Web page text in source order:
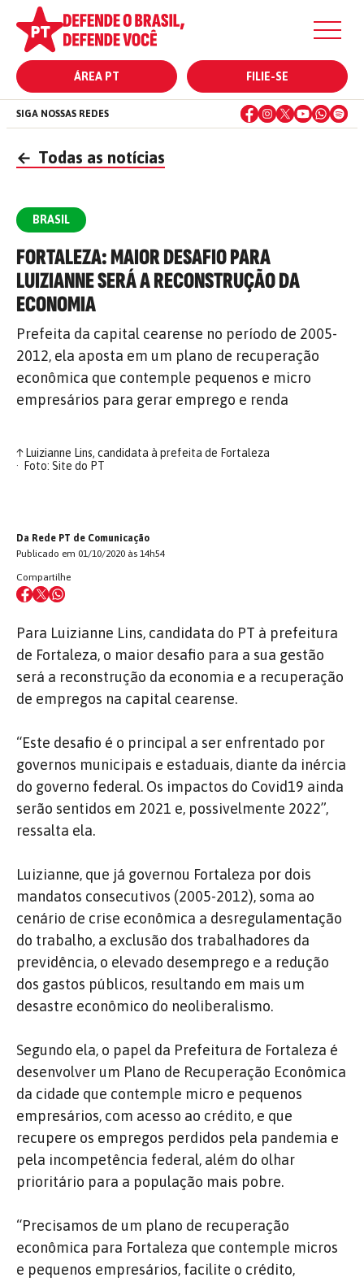
ÁREA PT FILIE-SE
SIGA NOSSAS REDES
← Todas as notícias
BRASIL
FORTALEZA: MAIOR DESAFIO PARA
LUIZIANNE SERÁ A RECONSTRUÇÃO DA
ECONOMIA
Prefeita da capital cearense no período de 2005-
2012, ela aposta em um plano de recuperação
econômica que contemple pequenos e micro
empresários para gerar emprego e renda
↑Luizianne Lins, candidata à prefeita de Fortaleza
Foto: Site do PT
Da Rede PT de Comunicação
Publicado em 01/10/2020 às 14h54
Compartilhe
Para Luizianne Lins, candidata do PT à prefeitura
de Fortaleza, o maior desafio para a sua gestão
será a reconstrução da economia e a recuperação
de empregos na capital cearense.
“Este desafio é o principal a ser enfrentado por
governos municipais e estaduais, diante da inércia
do governo federal. Os impactos do Covid19 ainda
serão sentidos em 2021 e, possivelmente 2022”,
ressalta ela.
Luizianne, que já governou Fortaleza por dois
mandatos consecutivos (2005-2012), soma ao
cenário de crise econômica a desregulamentação
do trabalho, a exclusão dos trabalhadores da
previdência, o elevado desemprego e a redução
dos gastos públicos, resultando em mais um
desastre econômico do neoliberalismo.
Segundo ela, o papel da Prefeitura de Fortaleza é
desenvolver um Plano de Recuperação Econômica
da cidade que contemple micro e pequenos
empresários, com acesso ao crédito, e que
recupere os empregos perdidos pela pandemia e
pela incompetência federal, além do olhar
prioritário para a população mais pobre.
“Precisamos de um plano de recuperação
econômica para Fortaleza que contemple micros
e pequenos empresários, facilite o crédito,